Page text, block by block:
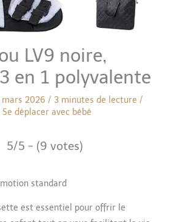
LV9 noire,
en 1 polyvalente
mars 2026 / 3 minutes de lecture /
Se déplacer avec bébé
5/5 - (9 votes)
est essentiel pour offrir le